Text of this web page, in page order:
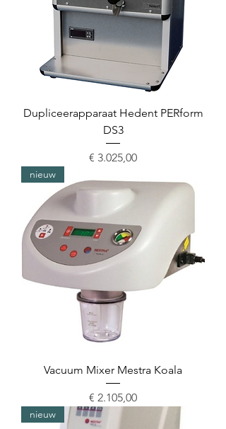
Dupliceerapparaat Hedent PERform
DS3
Prijs
€ 3.025,00
nieuw
Vacuum Mixer Mestra Koala
Prijs
€ 2.105,00
nieuw